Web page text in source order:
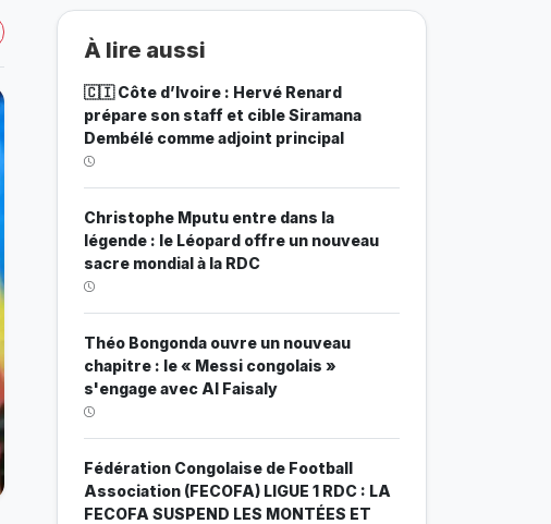
À lire aussi
🇨🇮 Côte d’Ivoire : Hervé Renard
prépare son staff et cible Siramana
Dembélé comme adjoint principal
Christophe Mputu entre dans la
légende : le Léopard offre un nouveau
sacre mondial à la RDC
Théo Bongonda ouvre un nouveau
chapitre : le « Messi congolais »
s'engage avec Al Faisaly
Fédération Congolaise de Football
Association (FECOFA) LIGUE 1 RDC : LA
FECOFA SUSPEND LES MONTÉES ET